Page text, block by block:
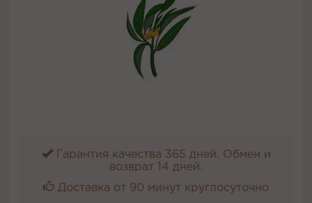
Гарантия качества 365 дней. Обмен и
возврат 14 дней.
Доставка от 90 минут круглосуточно